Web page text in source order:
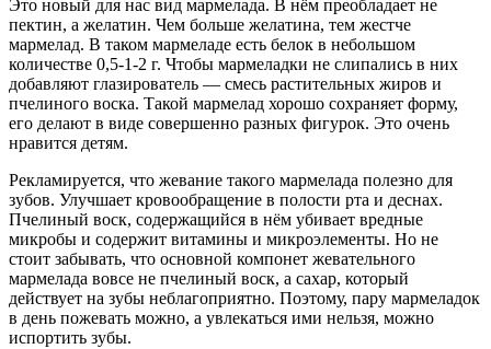
Это новый для нас вид мармелада. В нём преобладает не
пектин, а желатин. Чем больше желатина, тем жестче
мармелад. В таком мармеладе есть белок в небольшом
количестве 0,5-1-2 г. Чтобы мармеладки не слипались в них
добавляют глазирователь — смесь растительных жиров и
пчелиного воска. Такой мармелад хорошо сохраняет форму,
его делают в виде совершенно разных фигурок. Это очень
нравится детям.
Рекламируется, что жевание такого мармелада полезно для
зубов. Улучшает кровообращение в полости рта и деснах.
Пчелиный воск, содержащийся в нём убивает вредные
микробы и содержит витамины и микроэлементы. Но не
стоит забывать, что основной компонет жевательного
мармелада вовсе не пчелиный воск, а сахар, который
действует на зубы неблагоприятно. Поэтому, пару мармеладок
в день пожевать можно, а увлекаться ими нельзя, можно
испортить зубы.